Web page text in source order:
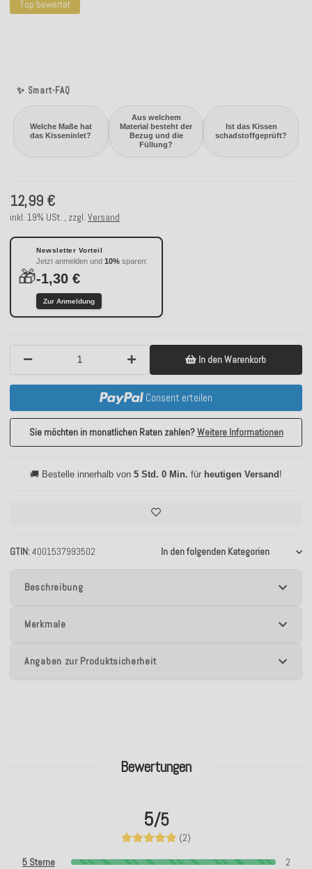
Top bewertet
✨ Smart-FAQ
Welche Maße hat
das Kisseninlet?
Aus welchem
Material besteht der
Bezug und die
Füllung?
Ist das Kissen
schadstoffgeprüft?
GTIN 4001537993502 In den folgenden Kategorien
12,99 €
inkl. 19% USt. , zzgl. Versand
🎁
Newsletter Vorteil
Jetzt anmelden und 10% sparen:
-1,30 €
Zur Anmeldung
In den Warenkorb
Consent erteilen
Sie möchten in monatlichen Raten zahlen?Weitere Informationen
🚚 Bestelle innerhalb von 5 Std. 0 Min. für heutigen Versand!
Beschreibung
Merkmale
Angaben zur Produktsicherheit
Bewertungen
5/5
(2)
5 Sterne
2